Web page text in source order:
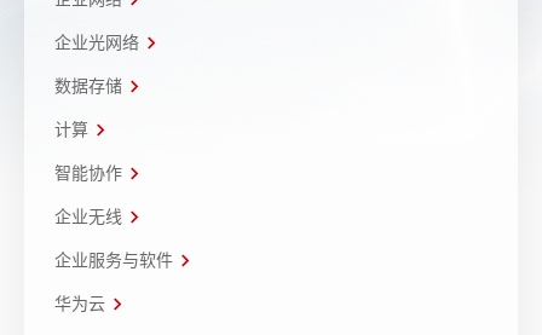
企业光网络
数据存储
计算
智能协作
企业无线
企业服务与软件
华为云